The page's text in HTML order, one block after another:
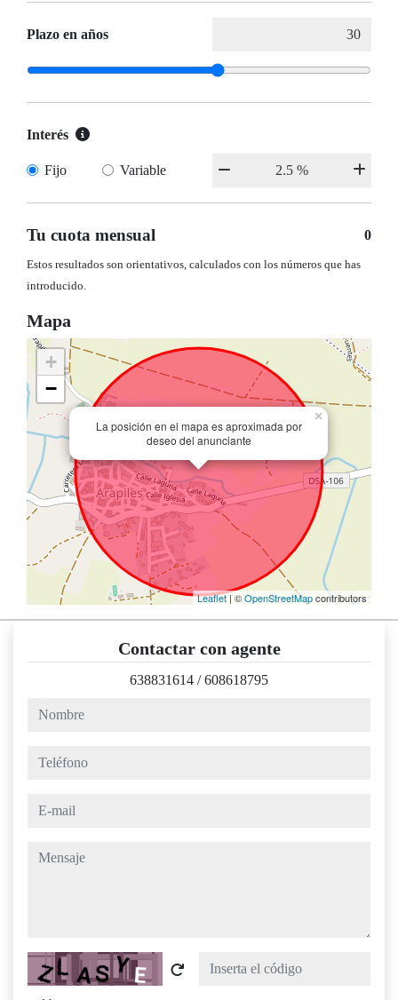
Plazo en años
Interés
Fijo Variable
Tu cuota mensual 0
Estos resultados son orientativos, calculados con los números que has
introducido.
Mapa
La posición en el mapa es aproximada por
deseo del anunciante
×
+
−
Leaflet| ©OpenStreetMapcontributors
Contactar con agente
638831614 /608618795
nombre
teléfono
e-mail
mensaje
Captcha